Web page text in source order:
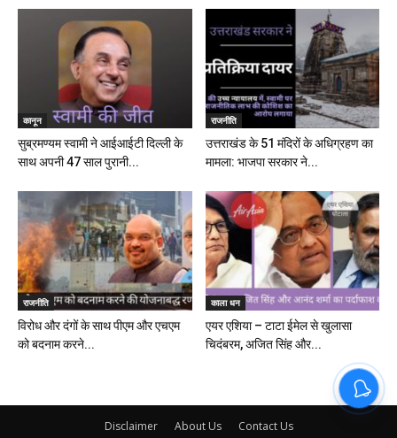
कानून
सुब्रमण्यम स्वामी ने आईआईटी दिल्ली के
साथ अपनी 47 साल पुरानी...
राजनीति
उत्तराखंड के 51 मंदिरों के अधिग्रहण का
मामला: भाजपा सरकार ने...
राजनीति
विरोध और दंगों के साथ पीएम और एचएम
को बदनाम करने...
काला धन
एयर एशिया – टाटा ईमेल से खुलासा
चिदंबरम, अजित सिंह और...
Disclaimer About Us Contact Us